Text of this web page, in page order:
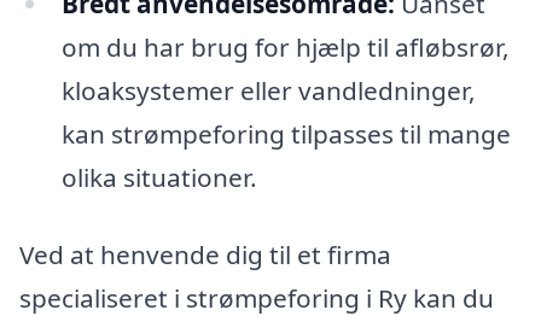
om du har brug for hjælp til afløbsrør,
kloaksystemer eller vandledninger,
kan strømpeforing tilpasses til mange
olika situationer.
Ved at henvende dig til et firma
specialiseret i strømpeforing i Ry kan du